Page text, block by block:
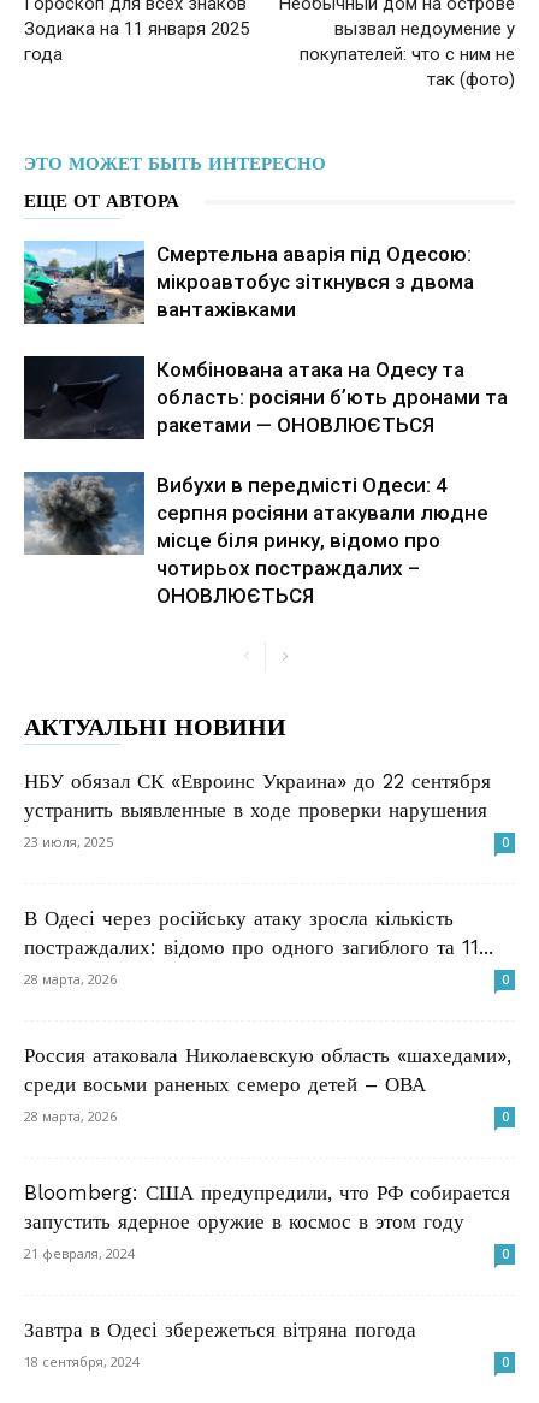
Зодиака на 11 января 2025
года
вызвал недоумение у
покупателей: что с ним не
так (фото)
ЭТО МОЖЕТ БЫТЬ ИНТЕРЕСНО
ЕЩЕ ОТ АВТОРА
Смертельна аварія під Одесою:
мікроавтобус зіткнувся з двома
вантажівками
Комбінована атака на Одесу та
область: росіяни бʼють дронами та
ракетами — ОНОВЛЮЄТЬСЯ
Вибухи в передмісті Одеси: 4
серпня росіяни атакували людне
місце біля ринку, відомо про
чотирьох постраждалих –
ОНОВЛЮЄТЬСЯ
АКТУАЛЬНІ НОВИНИ
НБУ обязал СК «Евроинс Украина» до 22 сентября
устранить выявленные в ходе проверки нарушения
23 июля, 2025 0
В Одесі через російську атаку зросла кількість
постраждалих: відомо про одного загиблого та 11...
28 марта, 2026 0
Россия атаковала Николаевскую область «шахедами»,
среди восьми раненых семеро детей – ОВА
28 марта, 2026 0
Bloomberg: США предупредили, что РФ собирается
запустить ядерное оружие в космос в этом году
21 февраля, 2024 0
Завтра в Одесі збережеться вітряна погода
18 сентября, 2024 0